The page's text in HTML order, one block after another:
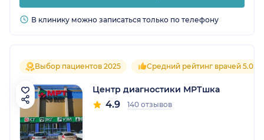
В клинику можно записаться только по телефону
Выбор пациентов 2025 Средний рейтинг врачей 5.0
Центр диагностики МРТшка
4.9 140 отзывов